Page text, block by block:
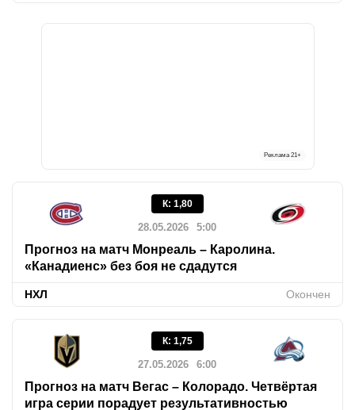
Реклама 21+
К: 1,80
28.05.2026 5:00
Прогноз на матч Монреаль – Каролина.
«Канадиенс» без боя не сдадутся
НХЛ Окончен
К: 1,75
27.05.2026 6:00
Прогноз на матч Вегас – Колорадо. Четвёртая
игра серии порадует результативностью